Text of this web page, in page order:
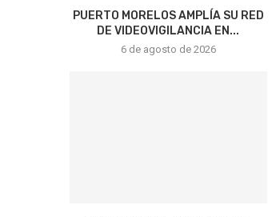
PUERTO MORELOS AMPLÍA SU RED
DE VIDEOVIGILANCIA EN...
6 de agosto de 2026